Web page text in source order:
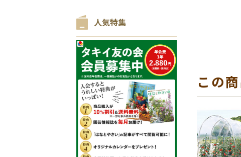
人気特集
この